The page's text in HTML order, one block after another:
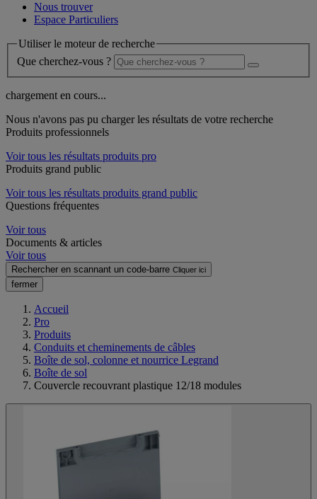
Nous trouver
Espace Particuliers
Utiliser le moteur de recherche
Que cherchez-vous ?
chargement en cours...
Nous n'avons pas pu charger les résultats de votre recherche
Produits professionnels
Voir tous les résultats produits pro
Produits grand public
Voir tous les résultats produits grand public
Questions fréquentes
Voir tous
Documents & articles
Voir tous
Rechercher en scannant un code-barre Cliquer ici
fermer
Accueil
Pro
Produits
Conduits et cheminements de câbles
Boîte de sol, colonne et nourrice Legrand
Boîte de sol
Couvercle recouvrant plastique 12/18 modules